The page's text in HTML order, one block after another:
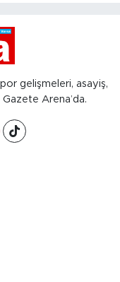
gelişmeleri, asayiş,
Arena’da.